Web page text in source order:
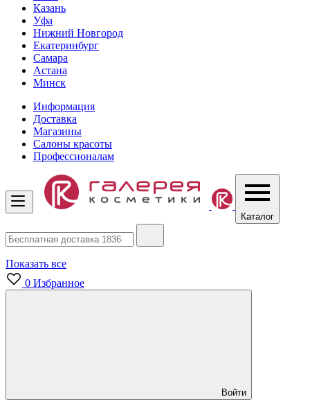
Казань
Уфа
Нижний Новгород
Екатеринбург
Самара
Астана
Минск
Информация
Доставка
Магазины
Салоны красоты
Профессионалам
Каталог
Показать все
0 Избранное
Войти